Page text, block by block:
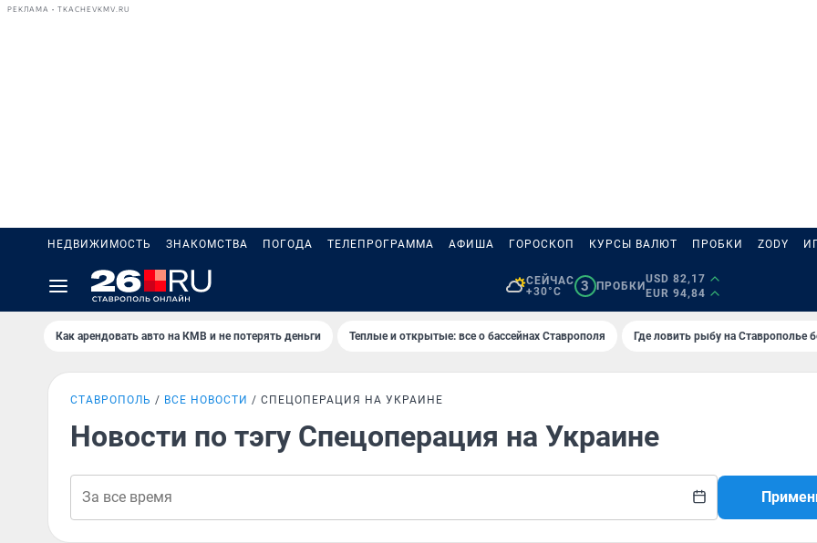
РЕКЛАМА • TKACHEVKMV.RU
НЕДВИЖИМОСТЬ ЗНАКОМСТВА ПОГОДА ТЕЛЕПРОГРАММА АФИША ГОРОСКОП КУРСЫ ВАЛЮТ ПРОБКИ ZODY
СЕЙЧАС
+30°C
3 ПРОБКИ
USD 82,17
EUR 94,84
Как арендовать авто на КМВ и не потерять деньги Теплые и открытые: все о бассейнах Ставрополя Где ловить рыбу на Ставрополье
СТАВРОПОЛЬ ВСЕ НОВОСТИ СПЕЦОПЕРАЦИЯ НА УКРАИНЕ
Новости по тэгу Спецоперация на Украине